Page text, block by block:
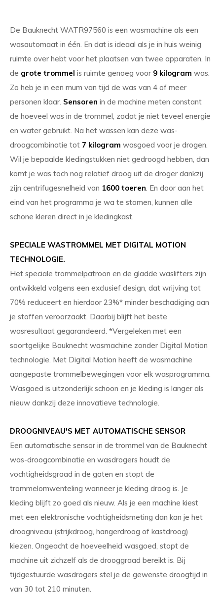
De Bauknecht WATR97560 is een wasmachine als een
wasautomaat in één. En dat is ideaal als je in huis weinig
ruimte over hebt voor het plaatsen van twee apparaten. In
de grote trommel is ruimte genoeg voor 9 kilogram was.
Zo heb je in een mum van tijd de was van 4 of meer
personen klaar. Sensoren in de machine meten constant
de hoeveel was in de trommel, zodat je niet teveel energie
en water gebruikt. Na het wassen kan deze was-
droogcombinatie tot 7 kilogram wasgoed voor je drogen.
Wil je bepaalde kledingstukken niet gedroogd hebben, dan
komt je was toch nog relatief droog uit de droger dankzij
zijn centrifugesnelheid van 1600 toeren. En door aan het
eind van het programma je wa te stomen, kunnen alle
schone kleren direct in je kledingkast.
SPECIALE WASTROMMEL MET DIGITAL MOTION
TECHNOLOGIE.
Het speciale trommelpatroon en de gladde waslifters zijn
ontwikkeld volgens een exclusief design, dat wrijving tot
70% reduceert en hierdoor 23%* minder beschadiging aan
je stoffen veroorzaakt. Daarbij blijft het beste
wasresultaat gegarandeerd. *Vergeleken met een
soortgelijke Bauknecht wasmachine zonder Digital Motion
technologie. Met Digital Motion heeft de wasmachine
aangepaste trommelbewegingen voor elk wasprogramma.
Wasgoed is uitzonderlijk schoon en je kleding is langer als
nieuw dankzij deze innovatieve technologie.
DROOGNIVEAU'S MET AUTOMATISCHE SENSOR
Een automatische sensor in de trommel van de Bauknecht
was-droogcombinatie en wasdrogers houdt de
vochtigheidsgraad in de gaten en stopt de
trommelomwenteling wanneer je kleding droog is. Je
kleding blijft zo goed als nieuw. Als je een machine kiest
met een elektronische vochtigheidsmeting dan kan je het
droogniveau (strijkdroog, hangerdroog of kastdroog)
kiezen. Ongeacht de hoeveelheid wasgoed, stopt de
machine uit zichzelf als de drooggraad bereikt is. Bij
tijdgestuurde wasdrogers stel je de gewenste droogtijd in
van 30 tot 210 minuten.